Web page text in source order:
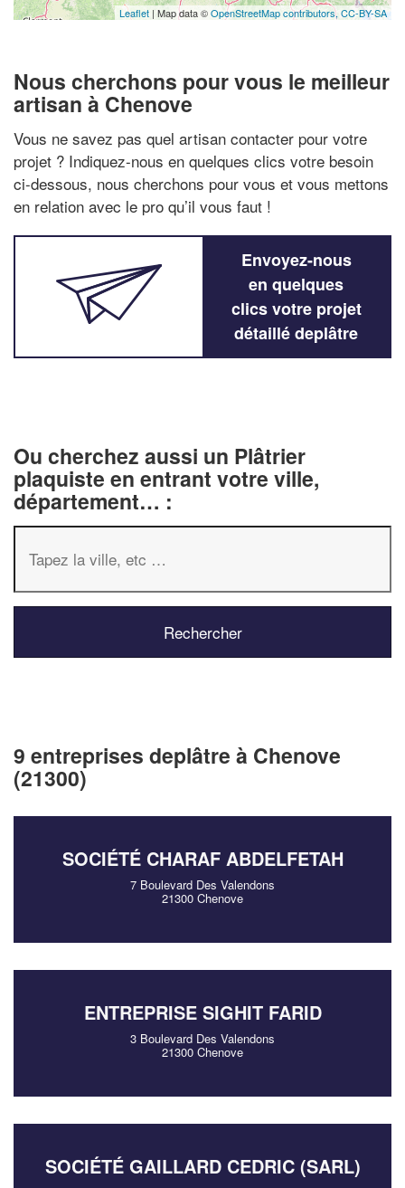
Leaflet | Map data ©OpenStreetMap contributors, CC-BY-SA
Nous cherchons pour vous le meilleur
artisan à Chenove
Vous ne savez pas quel artisan contacter pour votre
projet ? Indiquez-nous en quelques clics votre besoin
ci-dessous, nous cherchons pour vous et vous mettons
en relation avec le pro qu’il vous faut !
Envoyez-nous
en quelques
clics votre projet
détaillé deplâtre
Ou cherchez aussi un Plâtrier
plaquiste en entrant votre ville,
département… :
9 entreprises deplâtre à Chenove
(21300)
SOCIÉTÉ CHARAF ABDELFETAH
7 Boulevard Des Valendons
21300 Chenove
ENTREPRISE SIGHIT FARID
3 Boulevard Des Valendons
21300 Chenove
SOCIÉTÉ GAILLARD CEDRIC (SARL)